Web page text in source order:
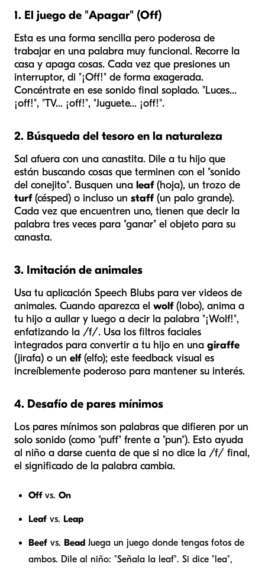
1. El juego de "Apagar" (Off)
Esta es una forma sencilla pero poderosa de
trabajar en una palabra muy funcional. Recorre la
casa y apaga cosas. Cada vez que presiones un
interruptor, di "¡Off!" de forma exagerada.
Concéntrate en ese sonido final soplado. "Luces...
¡off!", "TV... ¡off!", "Juguete... ¡off!".
2. Búsqueda del tesoro en la naturaleza
Sal afuera con una canastita. Dile a tu hijo que
están buscando cosas que terminen con el "sonido
del conejito". Busquen una leaf(hoja), un trozo de
turf(césped) o incluso un staff (un palo grande).
Cada vez que encuentren uno, tienen que decir la
palabra tres veces para "ganar" el objeto para su
canasta.
3. Imitación de animales
Usa tu aplicación Speech Blubs para ver videos de
animales. Cuando aparezca el wolf(lobo), anima a
tu hijo a aullar y luego a decir la palabra "¡Wolf!",
enfatizando la /f/. Usa los filtros faciales
integrados para convertir a tu hijo en una giraffe
(jirafa) o un elf(elfo); este feedback visual es
increíblemente poderoso para mantener su interés.
4. Desafío de pares mínimos
Los pares mínimos son palabras que difieren por un
solo sonido (como "puff" frente a "pun"). Esto ayuda
al niño a darse cuenta de que si no dice la /f/ final,
el significado de la palabra cambia.
Offvs. On
Leaf vs. Leap
Beef vs. Bead Juega un juego donde tengas fotos de
ambos. Dile al niño: "Señala la leaf". Si dice "lea",